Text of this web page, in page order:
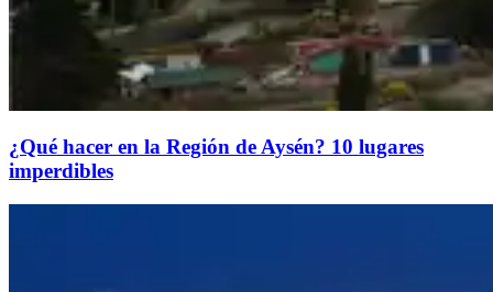
¿Qué hacer en la Región de Aysén? 10 lugares
imperdibles